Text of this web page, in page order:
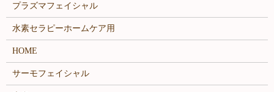
プラズマフェイシャル
水素セラピーホームケア用
HOME
サーモフェイシャル